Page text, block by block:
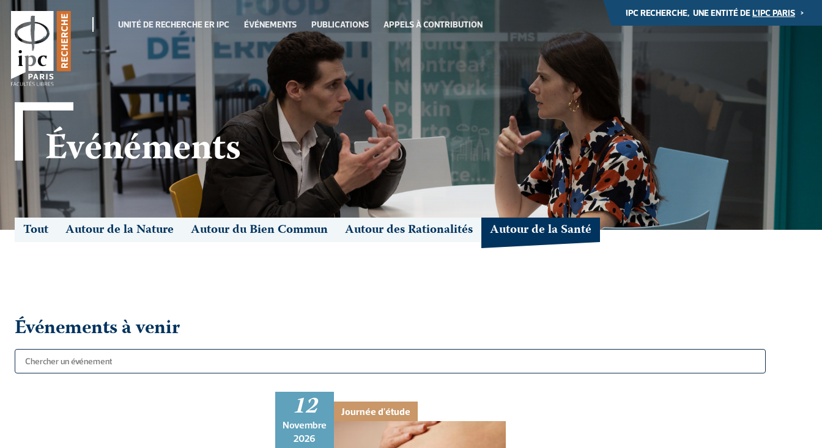
IPC RECHERCHE, UNE ENTITÉ DEL’IPC PARIS >
UNITÉ DE RECHERCHE ER IPC
ÉVÉNEMENTS PUBLICATIONS APPELS À CONTRIBUTION
Événéments
Tout Autour de la Nature Autour du Bien Commun Autour des Rationalités Autour de la Santé
Événements à venir
12
Novembre
2026
Journée d'étude